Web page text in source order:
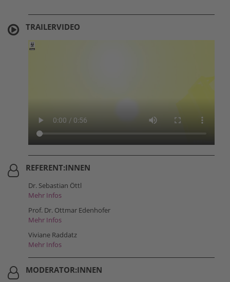
TRAILERVIDEO
REFERENT:INNEN
Dr. Sebastian Öttl
Mehr Infos
Prof. Dr. Ottmar Edenhofer
Mehr Infos
Viviane Raddatz
Mehr Infos
MODERATOR:INNEN